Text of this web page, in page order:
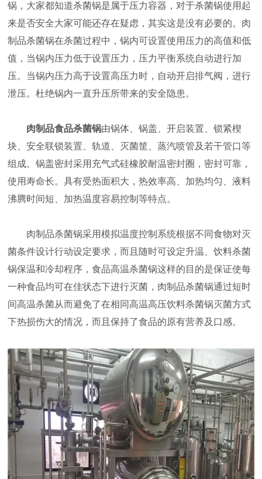
锅，大家都知道杀菌锅是属于压力容器，对于杀菌锅使用起
来是否安全大家可能还存在疑虑，其实这是没有必要的。肉
制品杀菌锅在杀菌过程中，锅内可设置使用压力的高值和低
值，当锅内压力低于设置压力，压力平衡系统自动进行加
压。当锅内压力高于设置高压力时，自动开启排气阀，进行
泄压。杜绝锅内一直升压所带来的安全隐患。
肉制品食品杀菌锅由锅体、锅盖、开启装置、锁紧楔
块、安全联锁装置、轨道、灭菌筐、蒸汽喷管及若干管口等
组成。锅盖密封采用充气式硅橡胶耐温密封圈，密封可靠，
使用寿命长。具有受热面积大，热效率高、加热均匀、液料
沸腾时间短、加热温度容易控制等特点。
肉制品杀菌锅采用模拟温度控制系统根据不同食物对灭
菌条件设计行动设定要求，而且随时可设定升温、饮料杀菌
锅保温和冷却程序，食品高温杀菌锅这样的目的是保证使每
一种食品均可在佳状态下进行灭菌，肉制品杀菌锅通过短时
间高温杀菌从而避免了在相同高温高压饮料杀菌锅灭菌方式
下热损伤大的情况，而且保持了食品的原有营养及口感。